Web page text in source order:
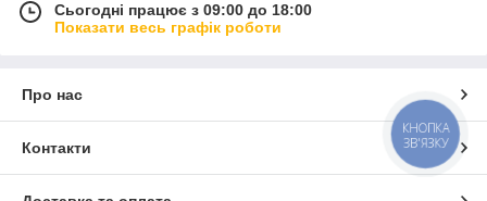
Сьогодні працює з 09:00 до 18:00
Показати весь графік роботи
Про нас
Контакти
КНОПКА
ЗВ'ЯЗКУ